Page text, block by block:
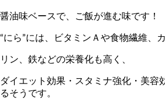
醤油味ベースで、ご飯が進む味です！
“にら”には、ビタミンＡや食物繊維、
リン、鉄などの栄養化も高く、
ダイエット効果・スタミナ強化・美容
るそうです。